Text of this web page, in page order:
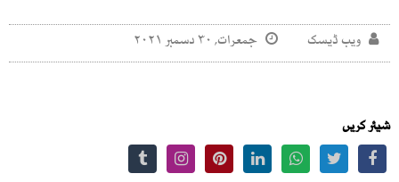
ویب ڈیسک جمعرات, ۳۰ دسمبر ۲۰۲۱
شیئر کریں